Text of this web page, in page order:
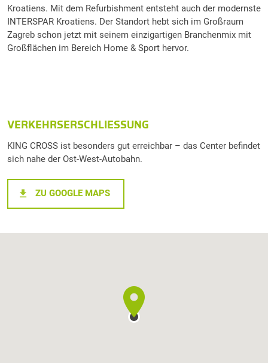
Kroatiens. Mit dem Refurbishment entsteht auch der modernste
INTERSPAR Kroatiens. Der Standort hebt sich im Großraum
Zagreb schon jetzt mit seinem einzigartigen Branchenmix mit
Großflächen im Bereich Home & Sport hervor.
VERKEHRSERSCHLIESSUNG
KING CROSS ist besonders gut erreichbar – das Center befindet
sich nahe der Ost-West-Autobahn.
ZU GOOGLE MAPS